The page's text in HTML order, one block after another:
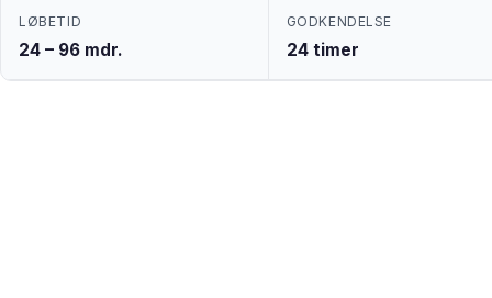
LØBETID
24 – 96 mdr.
GODKENDELSE
24 timer